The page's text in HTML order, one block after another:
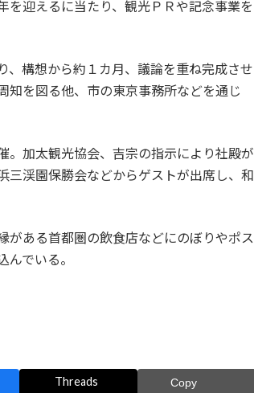
迎えるに当たり、観光ＰＲや記念事業を
構想から約１カ月、議論を重ね完成させ
知を図る他、市の東京事務所などを通じ
加太観光協会、吉宗の指示により社殿が
三渓園保勝会などからゲストが出席し、和
ある首都圏の飲食店などにのぼりやポス
でいる。
Threads Copy